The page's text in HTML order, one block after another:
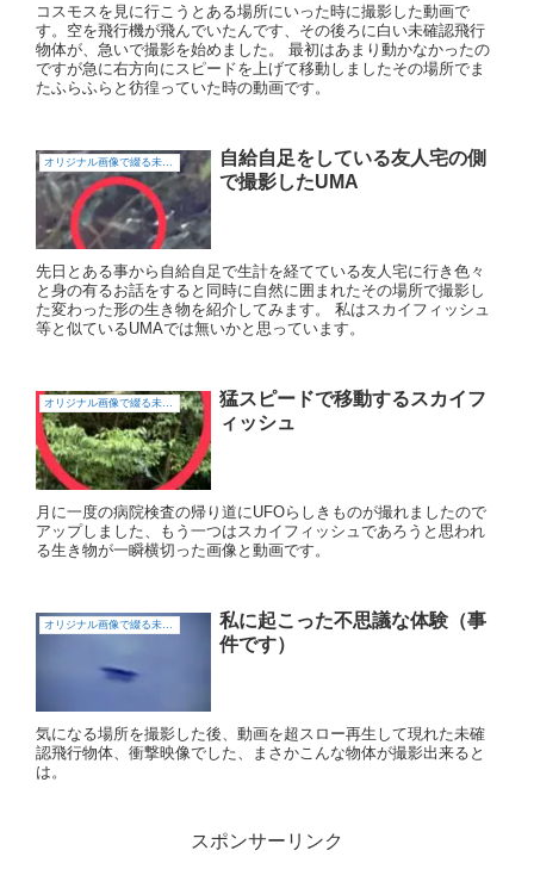
コスモスを見に行こうとある場所にいった時に撮影した動画で
す。空を飛行機が飛んでいたんです、その後ろに白い未確認飛行
物体が、急いで撮影を始めました。 最初はあまり動かなかったの
ですが急に右方向にスピードを上げて移動しましたその場所でま
たふらふらと彷徨っていた時の動画です。
オリジナル画像で綴る未確認飛行物体（UFO)
自給自足をしている友人宅の側
で撮影したUMA
先日とある事から自給自足で生計を経てている友人宅に行き色々
と身の有るお話をすると同時に自然に囲まれたその場所で撮影し
た変わった形の生き物を紹介してみます。 私はスカイフィッシュ
等と似ているUMAでは無いかと思っています。
オリジナル画像で綴る未確認飛行物体（UFO)
猛スピードで移動するスカイフ
ィッシュ
月に一度の病院検査の帰り道にUFOらしきものが撮れましたので
アップしました、もう一つはスカイフィッシュであろうと思われ
る生き物が一瞬横切った画像と動画です。
オリジナル画像で綴る未確認飛行物体（UFO)
私に起こった不思議な体験（事
件です）
気になる場所を撮影した後、動画を超スロー再生して現れた未確
認飛行物体、衝撃映像でした、まさかこんな物体が撮影出来ると
は。
スポンサーリンク